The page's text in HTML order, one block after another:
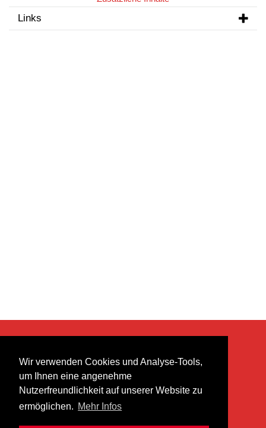
Wir verwenden Cookies und Analyse-Tools,
um Ihnen eine angenehme
Nutzerfreundlichkeit auf unserer Website zu
ermöglichen. Mehr Infos
Links
heer musik ag
Lättenstrasse 35
8952 Schlieren
info@heermusic.com